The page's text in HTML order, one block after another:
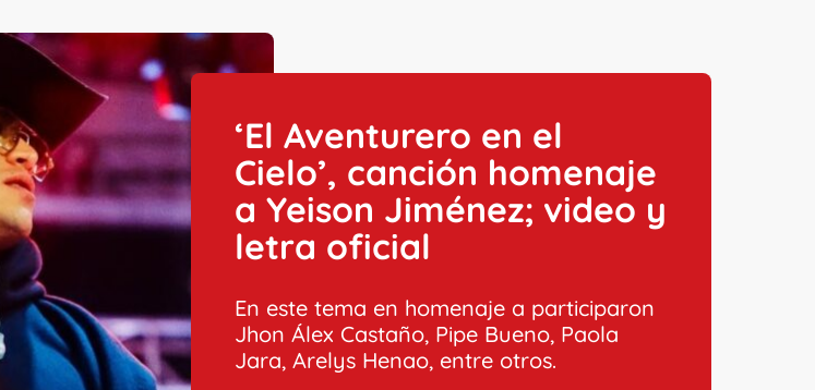
‘El Aventurero en el
Cielo’, canción homenaje
a Yeison Jiménez; video y
letra oficial
En este tema en homenaje a participaron
Jhon Álex Castaño, Pipe Bueno, Paola
Jara, Arelys Henao, entre otros.